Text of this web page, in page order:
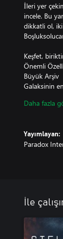
İleri yer
incele. Bu
dikkatli ol,
Keşfet,
Önemli
Büyük Arşiv
Galaksinin
Toplanacak
Vivaryum
Uzay
İki Yeni Köken
Hazine
Uzay
Daha fazla
Yayımlayan:
Paradox
İle